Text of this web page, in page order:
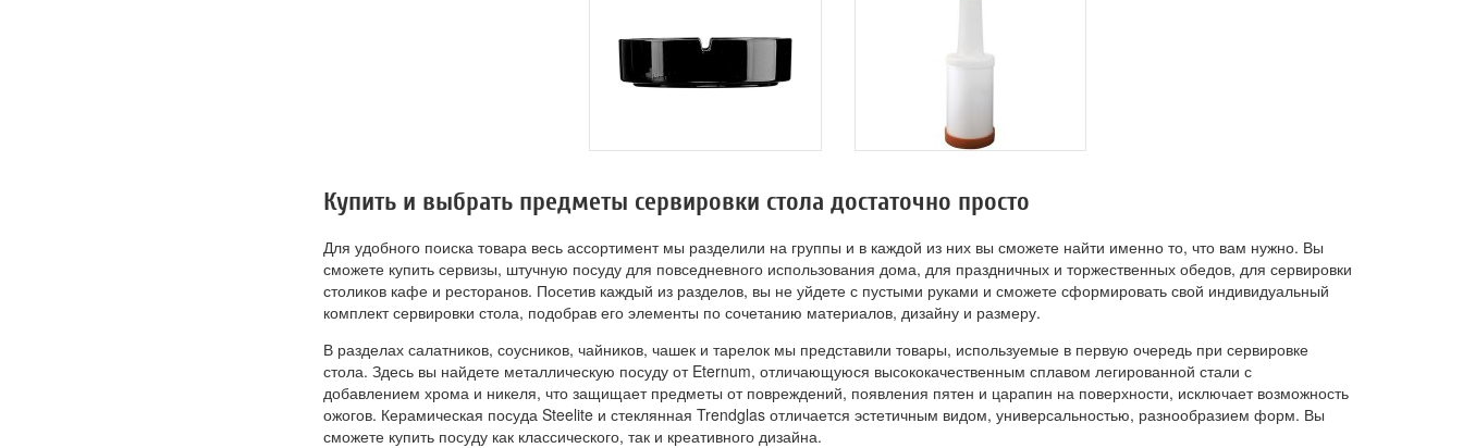
Купить и выбрать предметы сервировки стола достаточно просто
Для удобного поиска товара весь ассортимент мы разделили на группы и в каждой из них вы сможете найти именно то, что вам нужно. Вы
сможете купить сервизы, штучную посуду для повседневного использования дома, для праздничных и торжественных обедов, для сервировки
столиков кафе и ресторанов. Посетив каждый из разделов, вы не уйдете с пустыми руками и сможете сформировать свой индивидуальный
комплект сервировки стола, подобрав его элементы по сочетанию материалов, дизайну и размеру.
В разделах салатников, соусников, чайников, чашек и тарелок мы представили товары, используемые в первую очередь при сервировке
стола. Здесь вы найдете металлическую посуду от Eternum, отличающуюся высококачественным сплавом легированной стали с
добавлением хрома и никеля, что защищает предметы от повреждений, появления пятен и царапин на поверхности, исключает возможность
ожогов. Керамическая посуда Steelite и стеклянная Trendglas отличается эстетичным видом, универсальностью, разнообразием форм. Вы
сможете купить посуду как классического, так и креативного дизайна.